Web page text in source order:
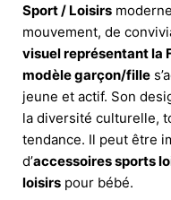
Sport / Loisirs
mouvement, de
visuel représentant la
modèle garçon/fille
jeune et actif. Son
la diversité culturelle,
tendance. Il peut être
d’accessoires sports
loisirs pour bébé.